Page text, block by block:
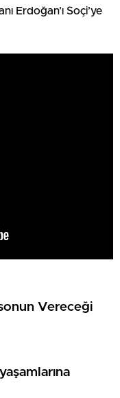
Erdoğan’ı Soçi’ye
Vereceği